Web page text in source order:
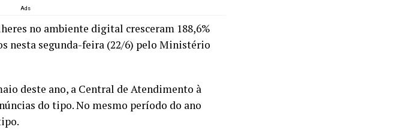
Ads
no ambiente digital cresceram 188,6%
nesta segunda-feira (22/6) pelo Ministério
deste ano, a Central de Atendimento à
do tipo. No mesmo período do ano